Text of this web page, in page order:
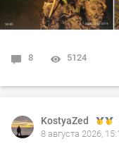
8 5124
KostyaZed
8 августа 2026,